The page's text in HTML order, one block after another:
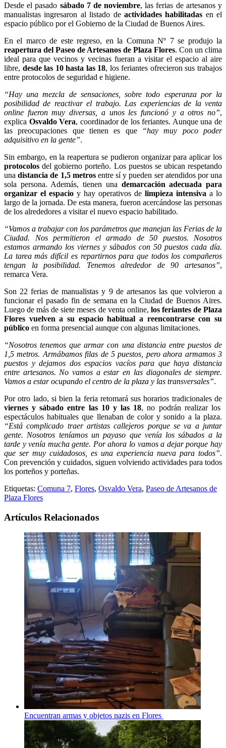
Desde el pasado sábado 7 de noviembre, las ferias de artesanos y
manualistas ingresaron al listado de actividades habilitadas en el
espacio público por el Gobierno de la Ciudad de Buenos Aires.
En el marco de este regreso, en la Comuna Nº 7 se produjo la
reapertura del Paseo de Artesanos de Plaza Flores. Con un clima
ideal para que vecinos y vecinas fueran a visitar el espacio al aire
libre, desde las 10 hasta las 18, los feriantes ofrecieron sus trabajos
entre protocolos de seguridad e higiene.
“Hay una mezcla de sensaciones, sobre todo esperanza por la
posibilidad de reactivar el trabajo. Las experiencias de la venta
online fueron muy diversas, a unos les funcionó y a otros no”,
explica Osvaldo Vera, coordinador de los feriantes. Aunque una de
las preocupaciones que tienen es que
“hay muy poco poder
adquisitivo en la gente”.
Sin embargo, en la reapertura se pudieron organizar para aplicar los
protocolos del gobierno porteño. Los puestos se ubican respetando
unadistancia de 1,5 metrosentre sí y pueden ser atendidos por una
sola persona. Además, tienen una demarcación adecuada para
organizar el espacio y hay operativos de limpieza intensiva a lo
largo de la jornada. De esta manera, fueron acercándose las personas
de los alrededores a visitar el nuevo espacio habilitado.
“Vamos a trabajar con los parámetros que manejan las Ferias de la
Ciudad. Nos permitieron el armado de 50 puestos. Nosotros
estamos armando los viernes y sábados con 50 puestos cada día.
La tarea más difícil es repartirnos para que todos los compañeros
tengan la posibilidad. Tenemos alrededor de 90 artesanos”,
remarca Vera.
Son 22 ferias de manualistas y 9 de artesanos las que volvieron a
funcionar el pasado fin de semana en la Ciudad de Buenos Aires.
Luego de más de siete meses de venta online, los feriantes de Plaza
Flores vuelven a su espacio habitual a reencontrarse con su
público en forma presencial aunque con algunas limitaciones.
“Nosotros tenemos que armar con una distancia entre puestos de
1,5 metros. Armábamos filas de 5 puestos, pero ahora armamos 3
puestos y dejamos dos espacios vacíos para que haya distancia
entre artesanos. No vamos a estar en las diagonales de siempre.
Vamos a estar ocupando el centro de la plaza y las transversales”.
Por otro lado, si bien la feria retomará sus horarios tradicionales de
viernes y sábado entre las 10 y las 18, no podrán realizar los
espectáculos habituales que llenaban de color y sonido a la plaza.
“Está complicado traer artistas callejeros porque se va a juntar
gente. Nosotros teníamos un payaso que venía los sábados a la
tarde y venía mucha gente. Por ahora lo vamos a dejar porque hay
que ser muy cuidadosos, es una experiencia nueva para todos”.
Con prevención y cuidados, siguen volviendo actividades para todos
los porteños y porteñas.
Etiquetas: Comuna 7, Flores, Osvaldo Vera, Paseo de Artesanos de
Plaza Flores
Artículos Relacionados
Encuentran armas y objetos nazis en Flores